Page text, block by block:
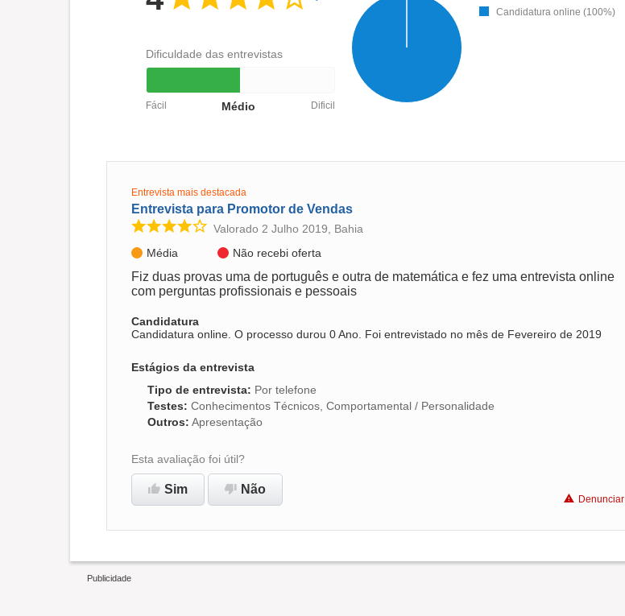
Dificuldade das entrevistas
Fácil Médio Dificil
Candidatura online (100%)
Entrevista mais destacada
Entrevista para Promotor de Vendas
Valorado 2 Julho 2019, Bahia
Média
Não recebi oferta
Fiz duas provas uma de português e outra de matemática e fez uma entrevista online
com perguntas profissionais e pessoais
Candidatura
Candidatura online. O processo durou 0 Ano. Foi entrevistado no mês de Fevereiro de 2019
Estágios da entrevista
Tipo de entrevista: Por telefone
Testes: Conhecimentos Técnicos, Comportamental / Personalidade
Outros: Apresentação
Esta avaliação foi útil?
Sim Não
Denunciar